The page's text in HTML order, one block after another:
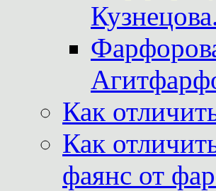
Как
Как
фаянс от